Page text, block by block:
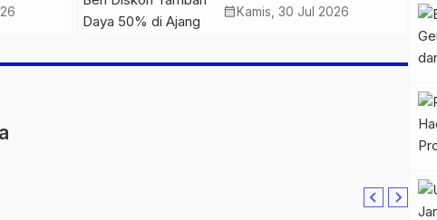
Diskon Tambah Daya
calendar_month Kamis, 30 Jul 2026